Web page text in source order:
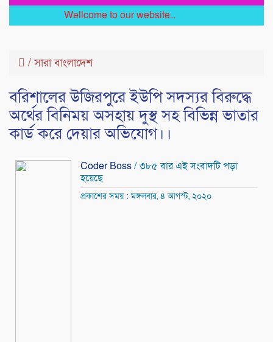
Wellcome to our website...
/সারা বাংলাদেশ
বরিশালের উজিরপুরে ইউপি সদস্যর বিরুদ্ধে
অর্থের বিনিময় অসহায় দুস্থ সহ বিভিন্ন ভাতার
কার্ড করে দেয়ার অভিযোগ।।
Coder Boss/ ৩৮৫ বার এই সংবাদটি পড়া
হয়েছে
প্রকাশের সময় : মঙ্গলবার, ৪ আগস্ট, ২০২০